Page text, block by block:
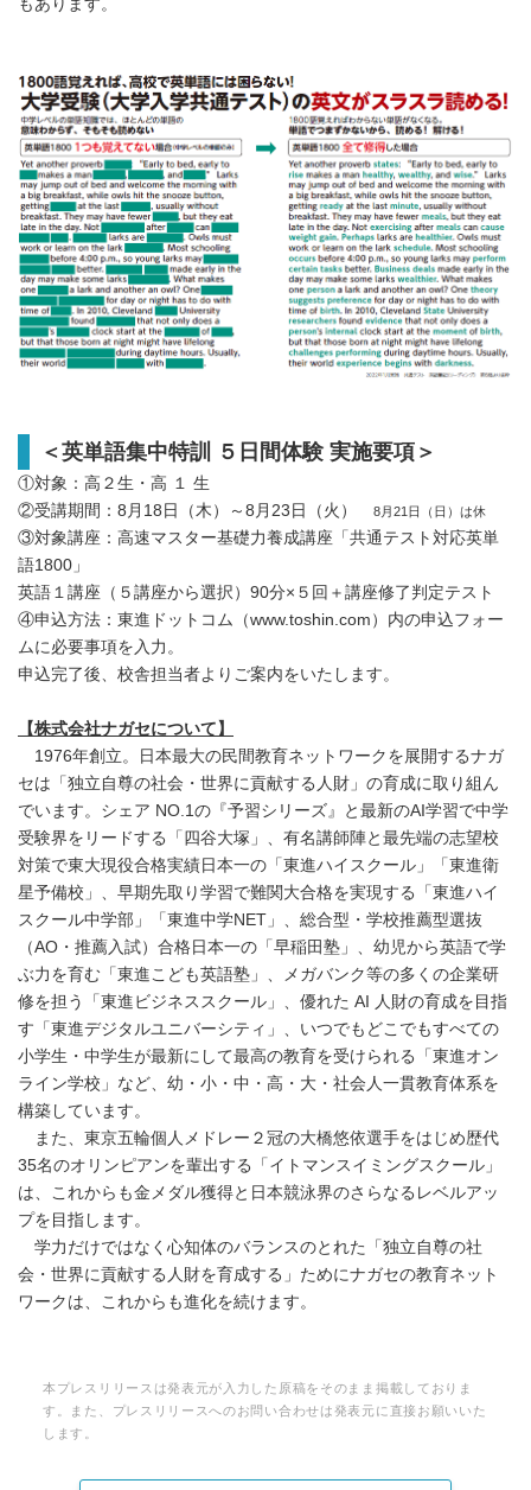
もあります。
＜英単語集中特訓 ５日間体験 実施要項＞
①対象：高２生・高 １ 生
②受講期間：8月18日（木）～8月23日（火）
8月21日（日）は休
③対象講座：高速マスター基礎力養成講座「共通テスト対応英単
語1800」
英語１講座（５講座から選択）90分×５回＋講座修了判定テスト
④申込方法：東進ドットコム（www.toshin.com）内の申込フォー
ムに必要事項を入力。
申込完了後、校舎担当者よりご案内をいたします。
【株式会社ナガセについて】
1976年創立。日本最大の民間教育ネットワークを展開するナガ
セは「独立自尊の社会・世界に貢献する人財」の育成に取り組ん
でいます。シェア NO.1の『予習シリーズ』と最新のAI学習で中学
受験界をリードする「四谷大塚」、有名講師陣と最先端の志望校
対策で東大現役合格実績日本一の「東進ハイスクール」「東進衛
星予備校」、早期先取り学習で難関大合格を実現する「東進ハイ
スクール中学部」「東進中学NET」、総合型・学校推薦型選抜
（AO・推薦入試）合格日本一の「早稲田塾」、幼児から英語で学
ぶ力を育む「東進こども英語塾」、メガバンク等の多くの企業研
修を担う「東進ビジネススクール」、優れた AI 人財の育成を目指
す「東進デジタルユニバーシティ」、いつでもどこでもすべての
小学生・中学生が最新にして最高の教育を受けられる「東進オン
ライン学校」など、幼・小・中・高・大・社会人一貫教育体系を
構築しています。
また、東京五輪個人メドレー２冠の大橋悠依選手をはじめ歴代
35名のオリンピアンを輩出する「イトマンスイミングスクール」
は、これからも金メダル獲得と日本競泳界のさらなるレベルアッ
プを目指します。
学力だけではなく心知体のバランスのとれた「独立自尊の社
会・世界に貢献する人財を育成する」ためにナガセの教育ネット
ワークは、これからも進化を続けます。
本プレスリリースは発表元が入力した原稿をそのまま掲載しておりま
す。また、プレスリリースへのお問い合わせは発表元に直接お願いいた
します。